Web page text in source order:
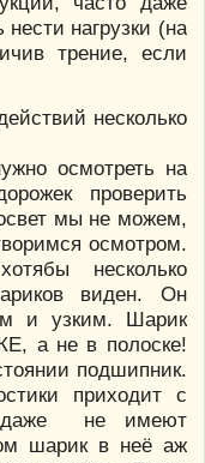
нагрузки (на
трение, если
несколько
осмотреть на
проверить
мы не можем,
осмотром.
несколько
виден. Он
и узким. Шарик
а не в полоске!
подшипник.
приходит с
даже не имеют
шарик в неё аж